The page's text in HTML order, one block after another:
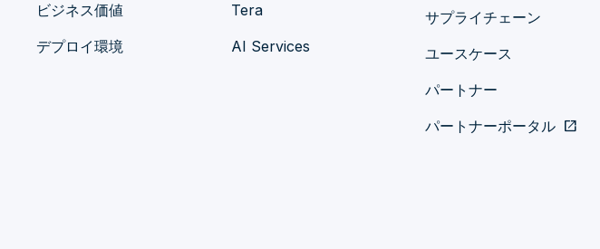
ビジネス価値
デプロイ環境
Tera
AI Services
サプライチェーン
ユースケース
パートナー
パートナーポータル open_in_new